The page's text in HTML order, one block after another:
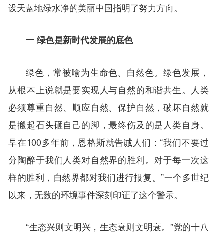
设天蓝地绿水净的美丽中国指明了努力方向。
一 绿色是新时代发展的底色
绿色，常被喻为生命色、自然色。绿色发展，
从根本上说就是要实现人与自然的和谐共生。人类
必须尊重自然、顺应自然、保护自然，破坏自然就
是搬起石头砸自己的脚，最终伤及的是人类自身。
早在100多年前，恩格斯就告诫人们：“我们不要过
分陶醉于我们人类对自然界的胜利。对于每一次这
样的胜利，自然界都对我们进行报复。”一个多世纪
以来，无数的环境事件深刻印证了这个警示。
“生态兴则文明兴，生态衰则文明衰。”党的十八